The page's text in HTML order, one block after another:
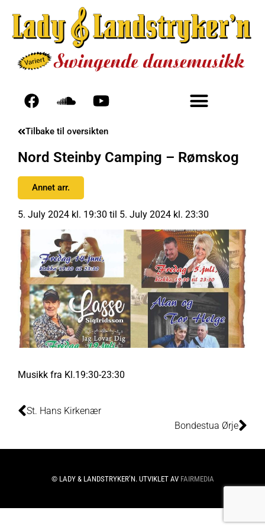
Tilbake til oversikten
Nord Steinby Camping – Rømskog
Annet arr.
5. July 2024 kl. 19:30 til 5. July 2024 kl. 23:30
Musikk fra Kl.19:30-23:30
St. Hans Kirkenær
Bondestua Ørje
© LADY & LANDSTRYKER’N. UTVIKLET AV FAIRMEDIA